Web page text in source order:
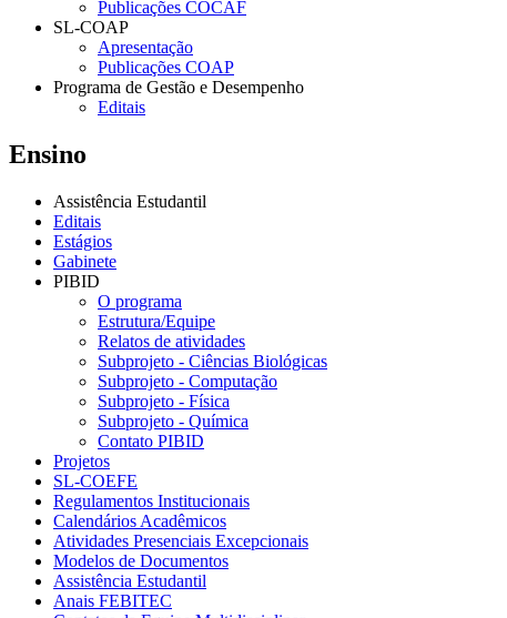
Publicações COCAF
SL-COAP
Apresentação
Publicações COAP
Programa de Gestão e Desempenho
Editais
Ensino
Assistência Estudantil
Editais
Estágios
Gabinete
PIBID
O programa
Estrutura/Equipe
Relatos de atividades
Subprojeto - Ciências Biológicas
Subprojeto - Computação
Subprojeto - Física
Subprojeto - Química
Contato PIBID
Projetos
SL-COEFE
Regulamentos Institucionais
Calendários Acadêmicos
Atividades Presenciais Excepcionais
Modelos de Documentos
Assistência Estudantil
Anais FEBITEC